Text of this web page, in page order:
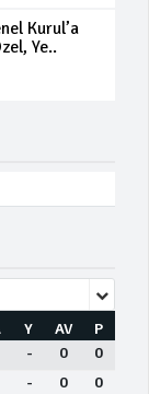
Kurul’a
Ye..
Y AV
P
- 0
0
- 0
0